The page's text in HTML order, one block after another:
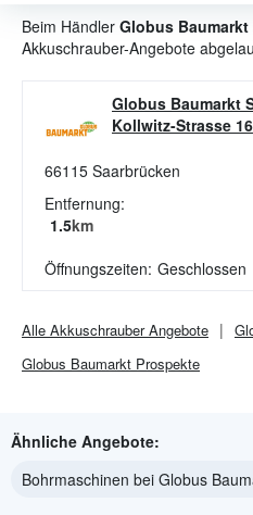
Beim Händler Globus Baumarkt
Akkuschrauber-Angebote
Globus Baumarkt
Kollwitz-Strasse 16
66115 Saarbrücken
Entfernung:
1.5km
Öffnungszeiten: Geschlossen
Alle AkkuschrauberAngebote
Globus Baumarkt Prospekte
Ähnliche Angebote:
Bohrmaschinen bei Globus